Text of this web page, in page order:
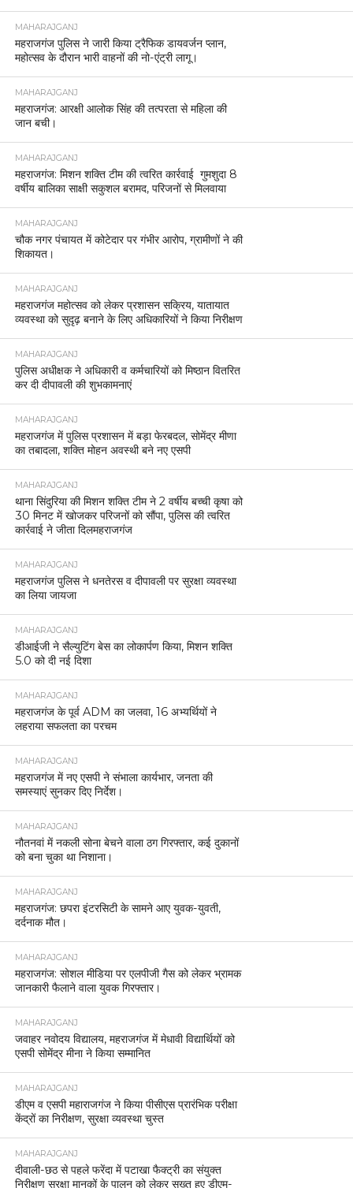
MAHARAJGANJ
महराजगंज पुलिस ने जारी किया ट्रैफिक डायवर्जन प्लान,
महोत्सव के दौरान भारी वाहनों की नो-एंट्री लागू।
MAHARAJGANJ
महराजगंज: आरक्षी आलोक सिंह की तत्परता से महिला की
जान बची।
MAHARAJGANJ
महराजगंज: मिशन शक्ति टीम की त्वरित कार्रवाई गुमशुदा 8
वर्षीय बालिका साक्षी सकुशल बरामद, परिजनों से मिलवाया
MAHARAJGANJ
चौक नगर पंचायत में कोटेदार पर गंभीर आरोप, ग्रामीणों ने की
शिकायत।
MAHARAJGANJ
महराजगंज महोत्सव को लेकर प्रशासन सक्रिय, यातायात
व्यवस्था को सुदृढ़ बनाने के लिए अधिकारियों ने किया निरीक्षण
MAHARAJGANJ
पुलिस अधीक्षक ने अधिकारी व कर्मचारियों को मिष्ठान वितरित
कर दी दीपावली की शुभकामनाएं
MAHARAJGANJ
महराजगंज में पुलिस प्रशासन में बड़ा फेरबदल, सोमेंद्र मीणा
का तबादला, शक्ति मोहन अवस्थी बने नए एसपी
MAHARAJGANJ
थाना सिंदुरिया की मिशन शक्ति टीम ने 2 वर्षीय बच्ची कृषा को
30 मिनट में खोजकर परिजनों को सौंपा, पुलिस की त्वरित
कार्रवाई ने जीता दिलमहराजगंज
MAHARAJGANJ
महराजगंज पुलिस ने धनतेरस व दीपावली पर सुरक्षा व्यवस्था
का लिया जायजा
MAHARAJGANJ
डीआईजी ने सैल्युटिंग बेस का लोकार्पण किया, मिशन शक्ति
5.0 को दी नई दिशा
MAHARAJGANJ
महराजगंज के पूर्व ADM का जलवा, 16 अभ्यर्थियों ने
लहराया सफलता का परचम
MAHARAJGANJ
महराजगंज में नए एसपी ने संभाला कार्यभार, जनता की
समस्याएं सुनकर दिए निर्देश।
MAHARAJGANJ
नौतनवां में नकली सोना बेचने वाला ठग गिरफ्तार, कई दुकानों
को बना चुका था निशाना।
MAHARAJGANJ
महराजगंज: छपरा इंटरसिटी के सामने आए युवक-युवती,
दर्दनाक मौत।
MAHARAJGANJ
महराजगंज: सोशल मीडिया पर एलपीजी गैस को लेकर भ्रामक
जानकारी फैलाने वाला युवक गिरफ्तार।
MAHARAJGANJ
जवाहर नवोदय विद्यालय, महराजगंज में मेधावी विद्यार्थियों को
एसपी सोमेंद्र मीना ने किया सम्मानित
MAHARAJGANJ
डीएम व एसपी महाराजगंज ने किया पीसीएस प्रारंभिक परीक्षा
केंद्रों का निरीक्षण, सुरक्षा व्यवस्था चुस्त
MAHARAJGANJ
दीवाली-छठ से पहले फरेंदा में पटाखा फैक्ट्री का संयुक्त
निरीक्षण सुरक्षा मानकों के पालन को लेकर सख्त हुए डीएम-